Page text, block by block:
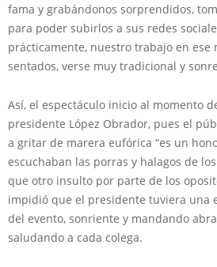
fama y grabándonos sorprendidos,
para poder subirlos a sus redes
prácticamente, nuestro trabajo en ese
sentados, verse muy tradicional y
Así, el espectáculo inicio al momento
presidente López Obrador, pues el
a gritar de marera eufórica “es un
escuchaban las porras y halagos de
que otro insulto por parte de los
impidió que el presidente tuviera una
del evento, sonriente y mandando
saludando a cada colega.